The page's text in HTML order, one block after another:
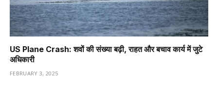
US Plane Crash: शवों की संख्या बढ़ी, राहत और बचाव कार्य में जुटे
अधिकारी
FEBRUARY 3, 2025